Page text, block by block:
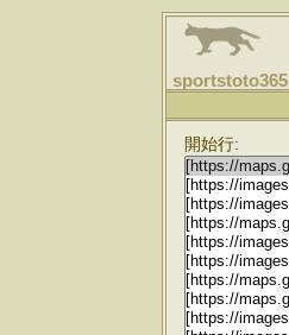
sportstoto365
開始行: